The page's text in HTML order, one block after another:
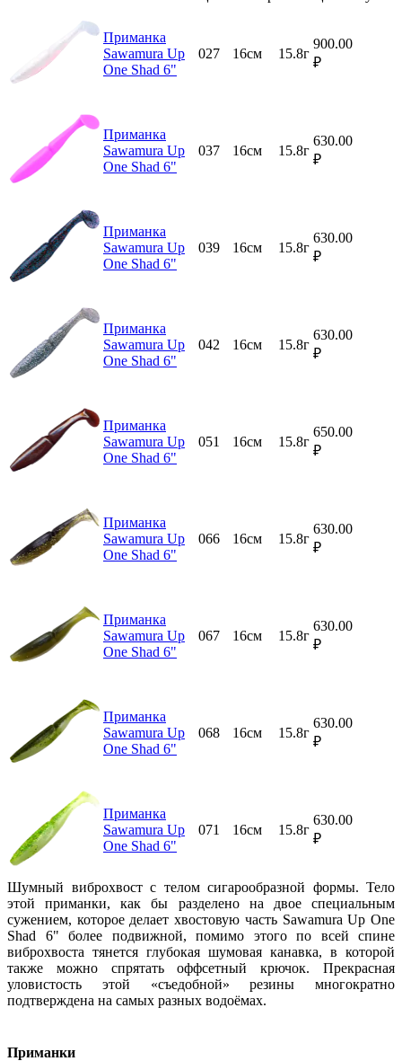
Приманка
Sawamura Up
One Shad 6"
027 16см 15.8г
900.00
₽
Приманка
Sawamura Up
One Shad 6"
037 16см 15.8г
630.00
₽
Приманка
Sawamura Up
One Shad 6"
039 16см 15.8г
630.00
₽
Приманка
Sawamura Up
One Shad 6"
042 16см 15.8г
630.00
₽
Приманка
Sawamura Up
One Shad 6"
051 16см 15.8г
650.00
₽
Приманка
Sawamura Up
One Shad 6"
066 16см 15.8г
630.00
₽
Приманка
Sawamura Up
One Shad 6"
067 16см 15.8г
630.00
₽
Приманка
Sawamura Up
One Shad 6"
068 16см 15.8г
630.00
₽
Приманка
Sawamura Up
One Shad 6"
071 16см 15.8г
630.00
₽
Шумный виброхвост с телом сигарообразной формы. Тело
этой приманки, как бы разделено на двое специальным
сужением, которое делает хвостовую часть Sawamura Up One
Shad 6" более подвижной, помимо этого по всей спине
виброхвоста тянется глубокая шумовая канавка, в которой
также можно спрятать оффсетный крючок. Прекрасная
уловистость этой «съедобной» резины многократно
подтверждена на самых разных водоёмах.
Приманки